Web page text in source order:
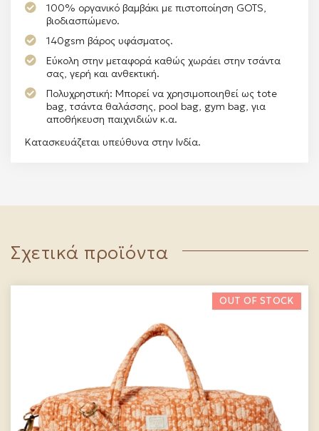
100% οργανικό βαμβάκι με πιστοποίηση GOTS,
βιοδιασπώμενο.
140gsm βάρος υφάσματος.
Εύκολη στην μεταφορά καθώς χωράει στην τσάντα
σας, γερή και ανθεκτική.
Πολυχρηστική: Μπορεί να χρησιμοποιηθεί ως tote
bag, τσάντα θαλάσσης, pool bag, gym bag, για
αποθήκευση παιχνιδιών κ.α.
Κατασκευάζεται υπεύθυνα στην Ινδία.
Σχετικά προϊόντα